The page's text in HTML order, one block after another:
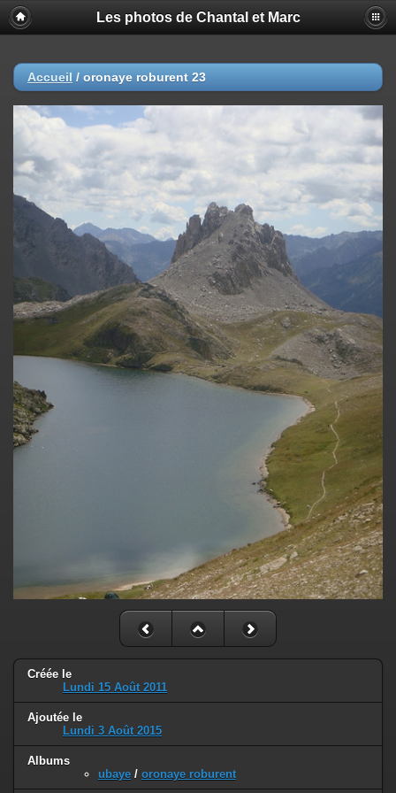
Les photos de Chantal et Marc
Accueil / oronaye roburent 23
Créée le
Lundi 15 Août 2011
Ajoutée le
Lundi 3 Août 2015
Albums
ubaye / oronaye roburent